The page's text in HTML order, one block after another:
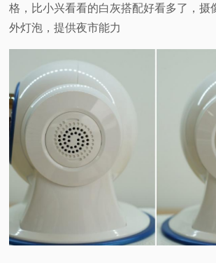
格，比小兴看看的白灰搭配好看多了，摄
外灯泡，提供夜市能力